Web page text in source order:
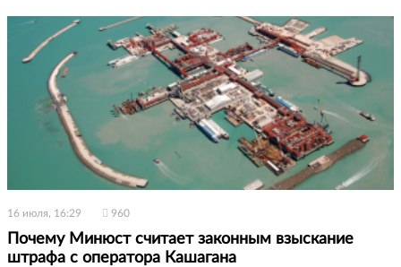
16 июля, 16:29 960
Почему Минюст считает законным взыскание
штрафа с оператора Кашагана